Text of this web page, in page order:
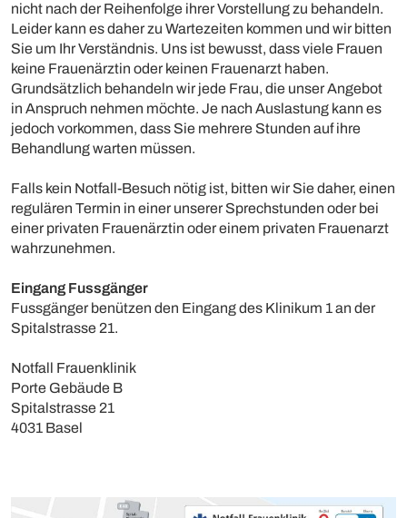
nicht nach der Reihenfolge ihrer Vorstellung zu behandeln.
Leider kann es daher zu Wartezeiten kommen und wir bitten
Sie um Ihr Verständnis. Uns ist bewusst, dass viele Frauen
keine Frauenärztin oder keinen Frauenarzt haben.
Grundsätzlich behandeln wir jede Frau, die unser Angebot
in Anspruch nehmen möchte. Je nach Auslastung kann es
jedoch vorkommen, dass Sie mehrere Stunden auf ihre
Behandlung warten müssen.
Falls kein Notfall-Besuch nötig ist, bitten wir Sie daher, einen
regulären Termin in einer unserer Sprechstunden oder bei
einer privaten Frauenärztin oder einem privaten Frauenarzt
wahrzunehmen.
Eingang Fussgänger
Fussgänger benützen den Eingang des Klinikum 1 an der
Spitalstrasse 21.
Notfall Frauenklinik
Porte Gebäude B
Spitalstrasse 21
4031 Basel